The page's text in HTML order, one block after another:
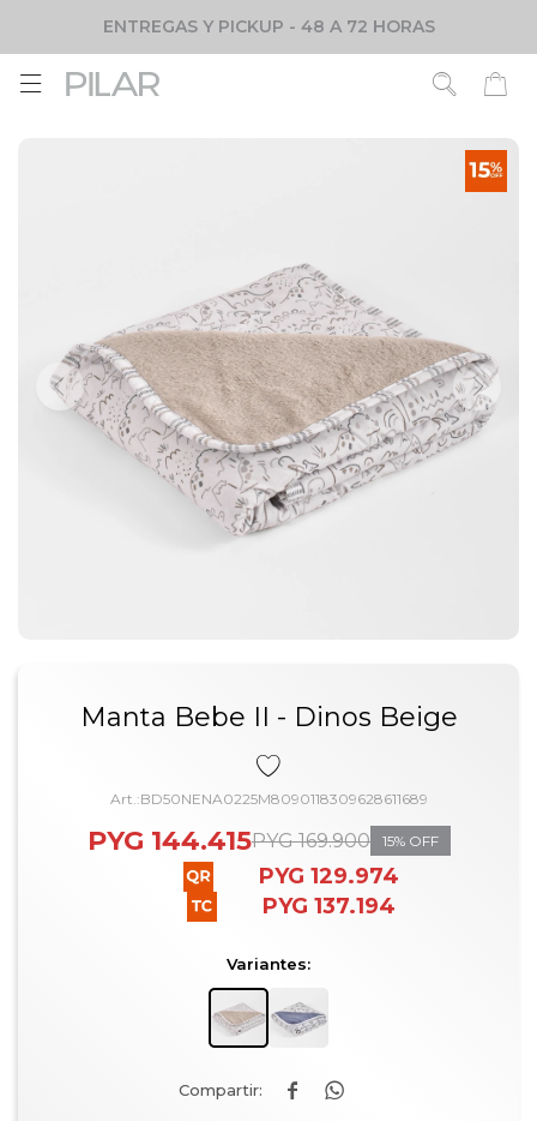
ENTREGAS Y PICKUP - 48 A 72 HORAS

Manta Bebe II - Dinos Beige
BD50NENA0225M8090118309628611689
PYG 144.415PYG 169.900 15
PYG 129.974
PYG 137.194
Variantes:
 